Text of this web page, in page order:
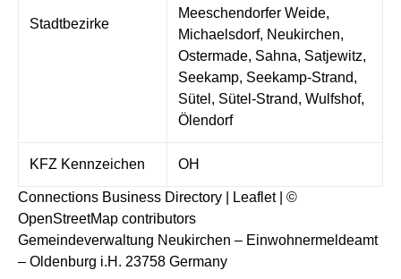
Stadtbezirke
Meeschendorfer Weide,
Michaelsdorf, Neukirchen,
Ostermade, Sahna, Satjewitz,
Seekamp, Seekamp-Strand,
Sütel, Sütel-Strand, Wulfshof,
Ölendorf
KFZ Kennzeichen OH
Connections Business Directory Leaflet| ©
OpenStreetMap contributors
Gemeindeverwaltung Neukirchen – Einwohnermeldeamt
– Oldenburg i.H. 23758 Germany